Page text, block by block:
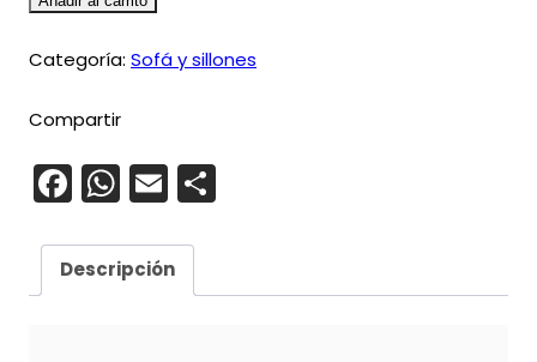
cantidad
Categoría: Sofá y sillones
Compartir
Facebook
WhatsApp
Email
Descripción